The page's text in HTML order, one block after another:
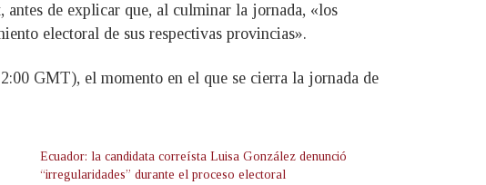
antes de explicar que, al culminar la jornada, «los
electoral de sus respectivas provincias».
GMT), el momento en el que se cierra la jornada de
Ecuador: la candidata correísta Luisa González denunció
“irregularidades” durante el proceso electoral